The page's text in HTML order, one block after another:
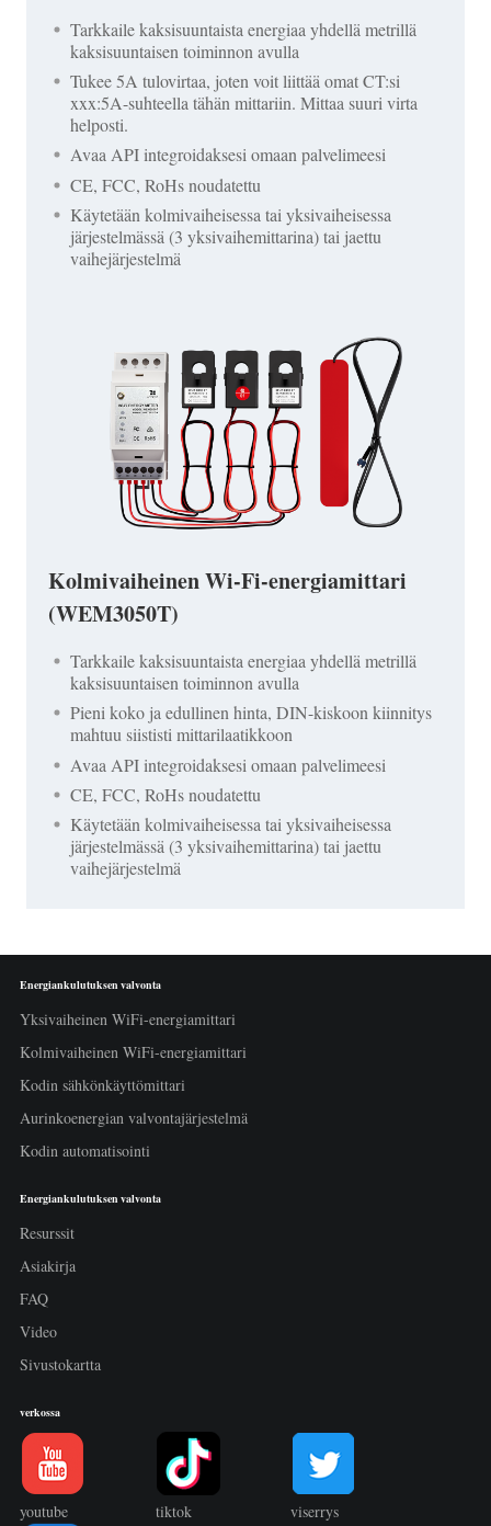
Tarkkaile kaksisuuntaista energiaa yhdellä metrillä
kaksisuuntaisen toiminnon avulla
Tukee 5A tulovirtaa, joten voit liittää omat CT:si
xxx:5A-suhteella tähän mittariin. Mittaa suuri virta
helposti.
Avaa API integroidaksesi omaan palvelimeesi
CE, FCC, RoHs noudatettu
Käytetään kolmivaiheisessa tai yksivaiheisessa
järjestelmässä (3 yksivaihemittarina) tai jaettu
vaihejärjestelmä
Kolmivaiheinen Wi-Fi-energiamittari
(WEM3050T)
Tarkkaile kaksisuuntaista energiaa yhdellä metrillä
kaksisuuntaisen toiminnon avulla
Pieni koko ja edullinen hinta, DIN-kiskoon kiinnitys
mahtuu siististi mittarilaatikkoon
Avaa API integroidaksesi omaan palvelimeesi
CE, FCC, RoHs noudatettu
Käytetään kolmivaiheisessa tai yksivaiheisessa
järjestelmässä (3 yksivaihemittarina) tai jaettu
vaihejärjestelmä
Energiankulutuksen valvonta
Yksivaiheinen WiFi-energiamittari
Kolmivaiheinen WiFi-energiamittari
Kodin sähkönkäyttömittari
Aurinkoenergian valvontajärjestelmä
Kodin automatisointi
Energiankulutuksen valvonta
Resurssit
Asiakirja
FAQ
Video
Sivustokartta
verkossa
youtube tiktok viserrys